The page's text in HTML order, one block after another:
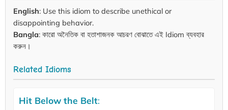
English: Use this idiom to describe unethical or
disappointing behavior.
Bangla: কারো অনৈতিক বা হতাশাজনক আচরণ বোঝাতে এই Idiom ব্যবহার
করুন।
Related Idioms
Hit Below the Belt: